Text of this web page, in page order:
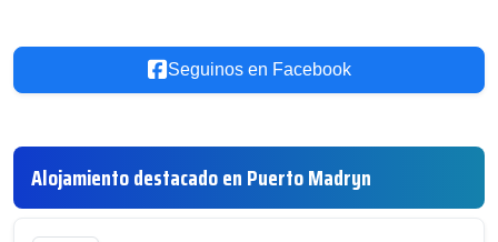
Seguinos en Facebook
Alojamiento destacado en Puerto Madryn